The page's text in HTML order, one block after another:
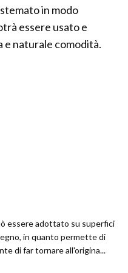
in modo
essere usato e
e naturale comodità.
essere adottato su superfici
in quanto permette di
di far tornare all'origina...